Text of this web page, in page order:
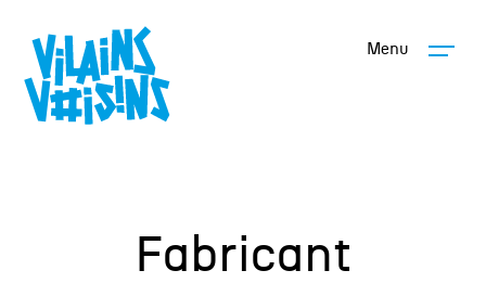
Menu
Fabricant